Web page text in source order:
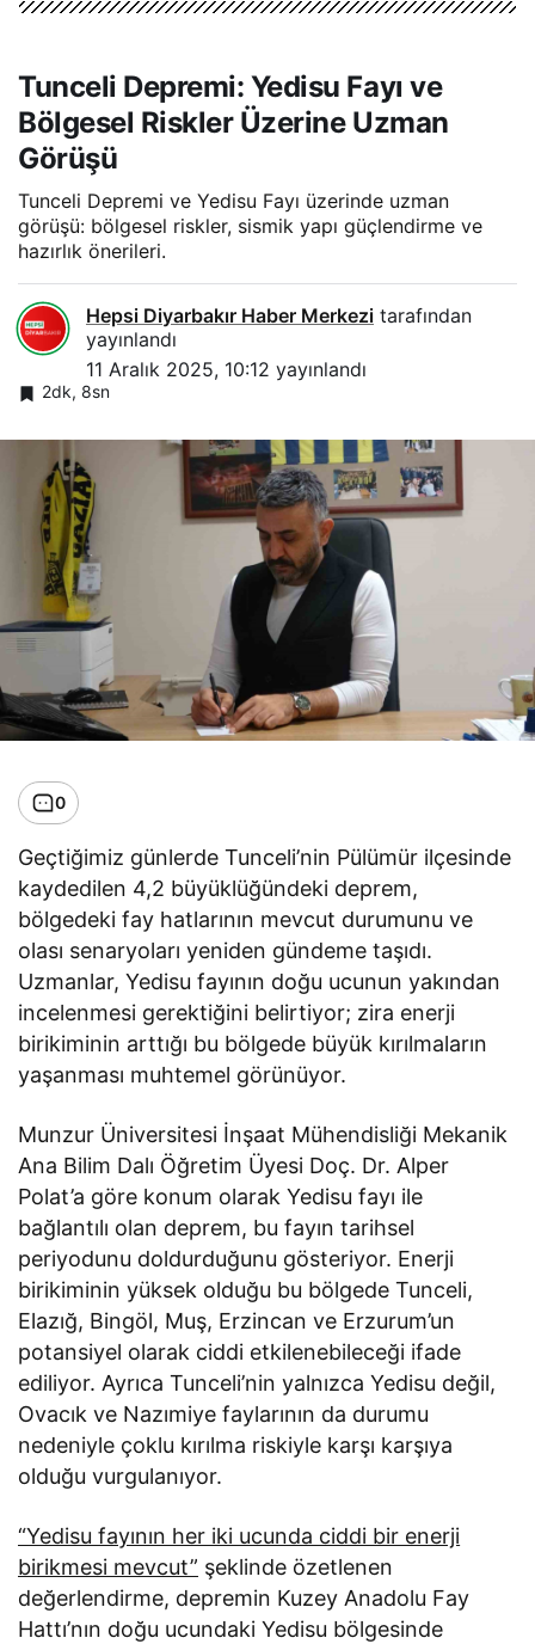
Tunceli Depremi: Yedisu Fayı ve
Bölgesel Riskler Üzerine Uzman
Görüşü
Tunceli Depremi ve Yedisu Fayı üzerinde uzman
görüşü: bölgesel riskler, sismik yapı güçlendirme ve
hazırlık önerileri.
Hepsi Diyarbakır Haber Merkezi tarafından
yayınlandı
11 Aralık 2025, 10:12 yayınlandı
2dk, 8sn
0
Geçtiğimiz günlerde Tunceli’nin Pülümür ilçesinde
kaydedilen 4,2 büyüklüğündeki deprem,
bölgedeki fay hatlarının mevcut durumunu ve
olası senaryoları yeniden gündeme taşıdı.
Uzmanlar, Yedisu fayının doğu ucunun yakından
incelenmesi gerektiğini belirtiyor; zira enerji
birikiminin arttığı bu bölgede büyük kırılmaların
yaşanması muhtemel görünüyor.
Munzur Üniversitesi İnşaat Mühendisliği Mekanik
Ana Bilim Dalı Öğretim Üyesi Doç. Dr. Alper
Polat’a göre konum olarak Yedisu fayı ile
bağlantılı olan deprem, bu fayın tarihsel
periyodunu doldurduğunu gösteriyor. Enerji
birikiminin yüksek olduğu bu bölgede Tunceli,
Elazığ, Bingöl, Muş, Erzincan ve Erzurum’un
potansiyel olarak ciddi etkilenebileceği ifade
ediliyor. Ayrıca Tunceli’nin yalnızca Yedisu değil,
Ovacık ve Nazımiye faylarının da durumu
nedeniyle çoklu kırılma riskiyle karşı karşıya
olduğu vurgulanıyor.
“Yedisu fayının her iki ucunda ciddi bir enerji
birikmesi mevcut” şeklinde özetlenen
değerlendirme, depremin Kuzey Anadolu Fay
Hattı’nın doğu ucundaki Yedisu bölgesinde